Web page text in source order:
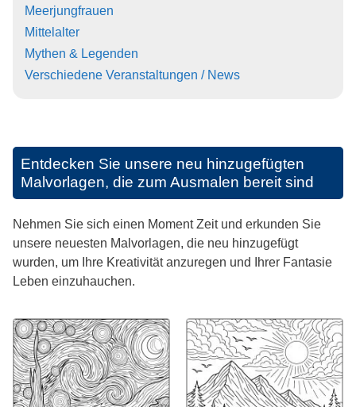
Meerjungfrauen
Mittelalter
Mythen & Legenden
Verschiedene Veranstaltungen / News
Entdecken Sie unsere neu hinzugefügten
Malvorlagen, die zum Ausmalen bereit sind
Nehmen Sie sich einen Moment Zeit und erkunden Sie
unsere neuesten Malvorlagen, die neu hinzugefügt
wurden, um Ihre Kreativität anzuregen und Ihrer Fantasie
Leben einzuhauchen.